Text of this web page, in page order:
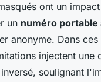
ont un
un numéro
anonyme. Dans ces
injectent
soulignant